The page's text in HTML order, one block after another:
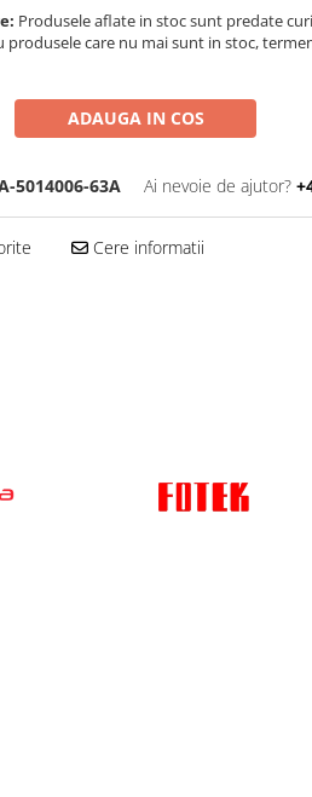
Produsele aflate in stoc sunt predate
produsele care nu mai sunt in stoc,
ADAUGA IN COS
5014006-63A Ai nevoie de ajutor?
Cere informatii